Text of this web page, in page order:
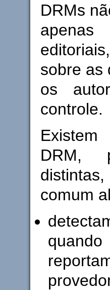
DRMs
sobre as
os
controle.
DRM,
comum